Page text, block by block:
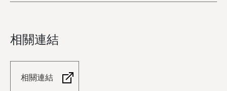
相關連結
相關連結